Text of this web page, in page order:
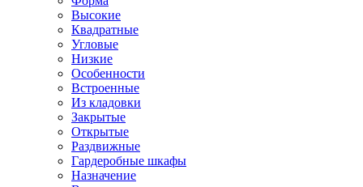
Высокие
Квадратные
Угловые
Низкие
Особенности
Встроенные
Из кладовки
Закрытые
Открытые
Раздвижные
Гардеробные шкафы
Назначение